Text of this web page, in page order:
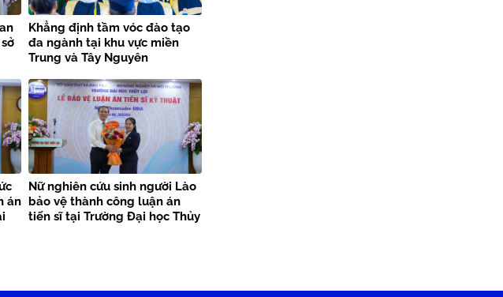
Khẳng định tầm vóc đào tạo
đa ngành tại khu vực miền
Trung và Tây Nguyên
án
Nữ nghiên cứu sinh người Lào
bảo vệ thành công luận án
tiến sĩ tại Trường Đại học Thủy